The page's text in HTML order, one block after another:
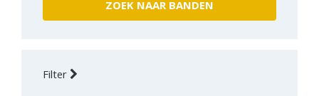
Filter